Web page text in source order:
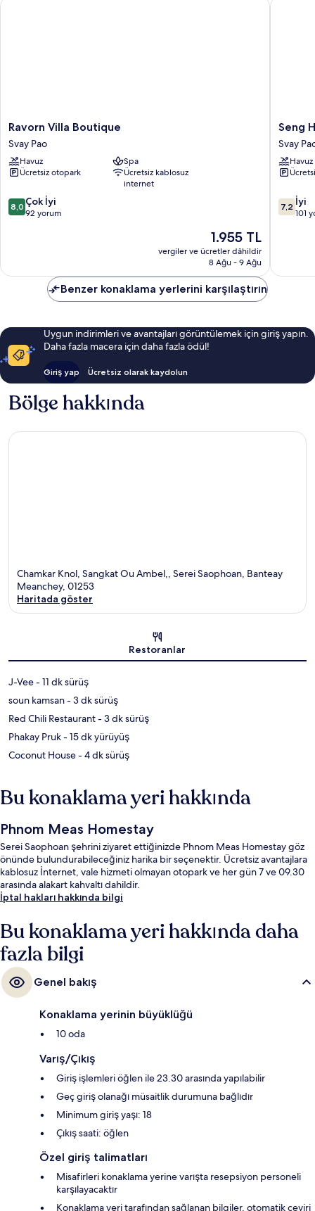
Ravorn
Villa
Boutique
Svay
Pao
Ravorn Villa Boutique
Svay Pao
Havuz
Spa
Ücretsiz otopark
Ücretsiz kablosuz
internet
10
üzerinden
yorum
8,0 Çok İyi
92 yorum
Güncel
fiyat:
1.955 TL
1.955 TL
vergiler ve ücretler dâhildir
8 Ağu - 9 Ağu
Seng
Hout
Hotel
Svay
Pao
Seng
Svay
Havuz
10
7,2 İyi
101
Benzer konaklama yerlerini karşılaştırın
Uygun indirimleri ve avantajları görüntülemek için giriş yapın.
Daha fazla macera için daha fazla ödül!
Giriş yap Ücretsiz olarak kaydolun
Bölge hakkında
Chamkar Knol, Sangkat Ou Ambel,, Serei Saophoan, Banteay
Meanchey, 01253
Haritada göster
Restoranlar
‪J-Vee - ‬11 dk sürüş
‪soun kamsan - ‬3 dk sürüş
‪Red Chili Restaurant - ‬3 dk sürüş
‪Phakay Pruk - ‬15 dk yürüyüş
‪Coconut House - ‬4 dk sürüş
Bu konaklama yeri hakkında
Phnom Meas Homestay
Serei Saophoan şehrini ziyaret ettiğinizde Phnom Meas Homestay göz
önünde bulundurabileceğiniz harika bir seçenektir. Ücretsiz avantajlara
kablosuz İnternet, vale hizmeti olmayan otopark ve her gün 7 ve 09.30
arasında alakart kahvaltı dahildir.
İptal hakları hakkında bilgi
Bu konaklama yeri hakkında daha
fazla bilgi
Genel bakış
Konaklama yerinin büyüklüğü
10 oda
Varış/Çıkış
Giriş işlemleri öğlen ile 23.30 arasında yapılabilir
Geç giriş olanağı müsaitlik durumuna bağlıdır
Minimum giriş yaşı: 18
Çıkış saati: öğlen
Özel giriş talimatları
Misafirleri konaklama yerine varışta resepsiyon personeli
karşılayacaktır
Konaklama yeri tarafından sağlanan bilgiler, otomatik çeviri